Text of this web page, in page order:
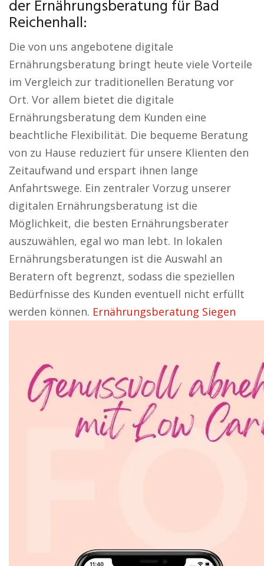
der Ernährungsberatung für Bad
Reichenhall:
Die von uns angebotene digitale
Ernährungsberatung bringt heute viele Vorteile
im Vergleich zur traditionellen Beratung vor
Ort. Vor allem bietet die digitale
Ernährungsberatung dem Kunden eine
beachtliche Flexibilität. Die bequeme Beratung
von zu Hause reduziert für unsere Klienten den
Zeitaufwand und erspart ihnen lange
Anfahrtswege. Ein zentraler Vorzug unserer
digitalen Ernährungsberatung ist die
Möglichkeit, die besten Ernährungsberater
auszuwählen, egal wo man lebt. In lokalen
Ernährungsberatungen ist die Auswahl an
Beratern oft begrenzt, sodass die speziellen
Bedürfnisse des Kunden eventuell nicht erfüllt
werden können. Ernährungsberatung Siegen